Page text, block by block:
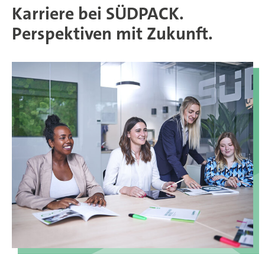
Karriere bei SÜDPACK.
Perspektiven mit Zukunft.